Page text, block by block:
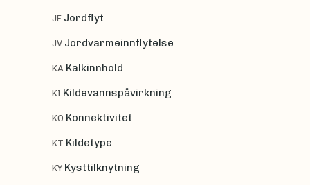
JF Jordflyt
JV Jordvarmeinnflytelse
KA Kalkinnhold
KI Kildevannspåvirkning
KO Konnektivitet
KT Kildetype
KY Kysttilknytning